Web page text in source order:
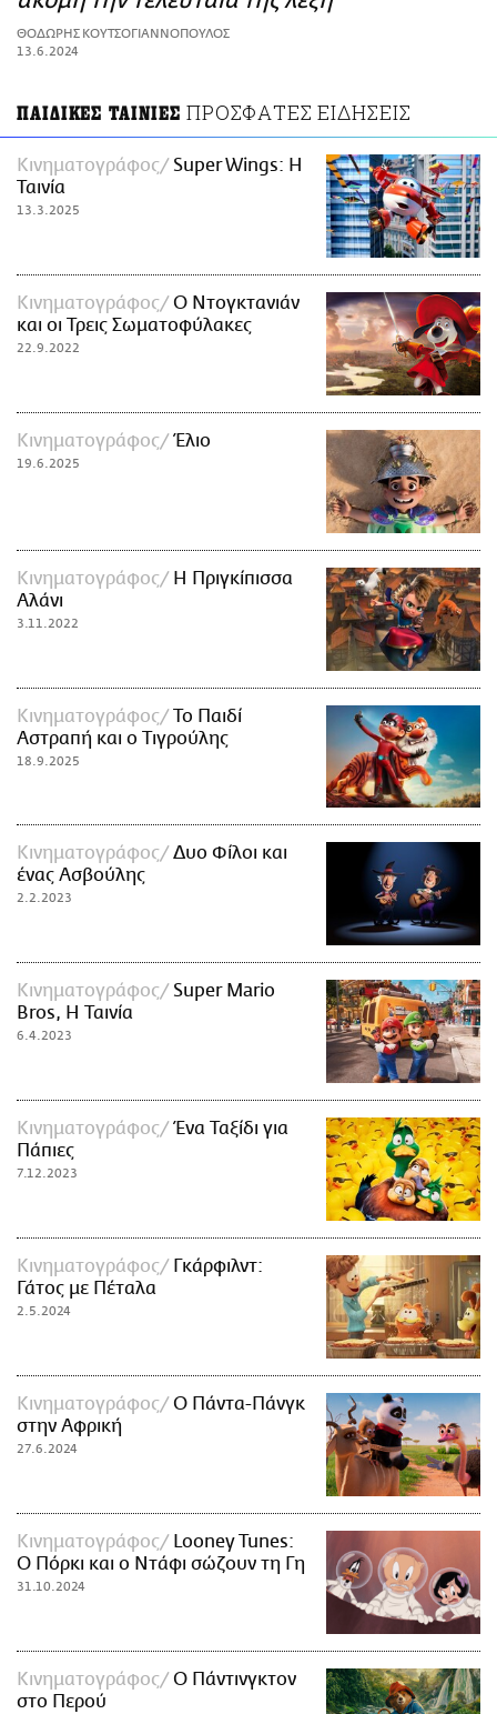
ΑΜΠΑ
PRINT
ΘΟΔΩΡΗΣ ΚΟΥΤΣΟΓΙΑΝΝΟΠΟΥΛΟΣ
13.6.2024
ΠΑΙΔΙΚΕΣ ΤΑΙΝΙΕΣ ΠΡΟΣΦΑΤΕΣ ΕΙΔΗΣΕΙΣ
Κινηματογράφος Super Wings: H
Ταινία
13.3.2025
Κινηματογράφος Ο Ντογκτανιάν
και οι Τρεις Σωματοφύλακες
22.9.2022
Κινηματογράφος Έλιο
19.6.2025
Κινηματογράφος H Πριγκίπισσα
Αλάνι
3.11.2022
Κινηματογράφος Το Παιδί
Αστραπή και ο Τιγρούλης
18.9.2025
Κινηματογράφος
Δυο Φίλοι και
ένας Ασβούλης
2.2.2023
Κινηματογράφος Super Mario
Bros, Η Ταινία
6.4.2023
Κινηματογράφος Ένα Ταξίδι για
Πάπιες
7.12.2023
Κινηματογράφος Γκάρφιλντ:
Γάτος με Πέταλα
2.5.2024
Κινηματογράφος Ο Πάντα-Πάνγκ
στην Αφρική
27.6.2024
Κινηματογράφος Looney Tunes:
Ο Πόρκι και ο Ντάφι σώζουν τη Γη
31.10.2024
Κινηματογράφος Ο Πάντινγκτον
στο Περού